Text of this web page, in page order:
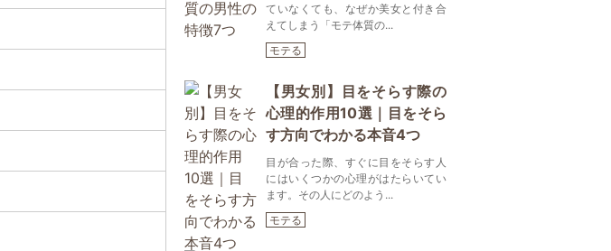
ていなくても、なぜか美女と付き合
えてしまう「モテ体質の...
モテる
【男女別】目をそらす際の
心理的作用10選｜目をそら
す方向でわかる本音4つ
目が合った際、すぐに目をそらす人
にはいくつかの心理がはたらいてい
ます。その人にどのよう...
モテる